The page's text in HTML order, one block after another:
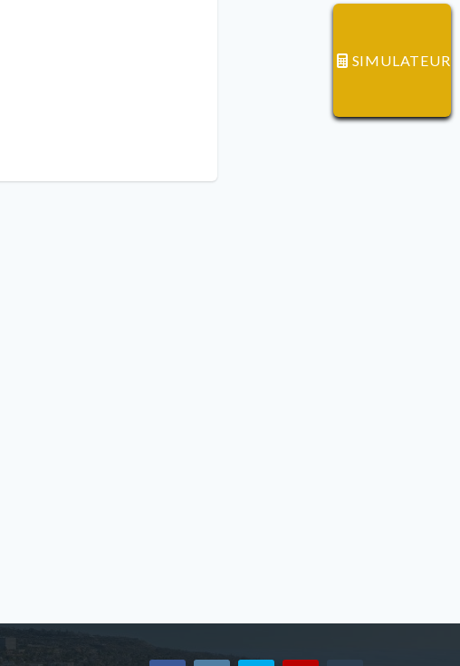
SIMULATEUR